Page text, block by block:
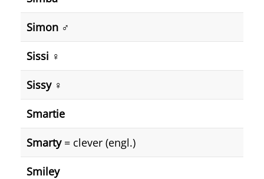
Simon ♂️
Sissi ♀️
Sissy ♀️
Smartie
Smarty= clever (engl.)
Smiley